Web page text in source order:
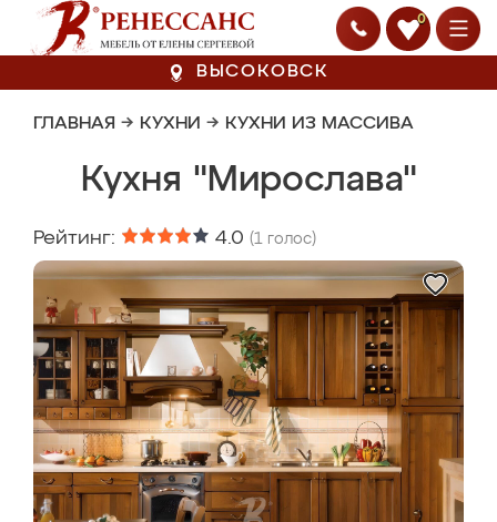
0
ВЫСОКОВСК
ГЛАВНАЯ → КУХНИ → КУХНИ ИЗ МАССИВА
Кухня "Мирослава"
Рейтинг: 4.0 (1 голос)